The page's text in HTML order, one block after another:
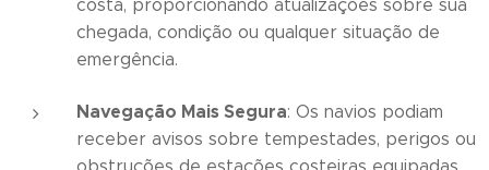
costa, proporcionando atualizações sobre sua
chegada, condição ou qualquer situação de
emergência.
Navegação Mais Segura: Os navios podiam
receber avisos sobre tempestades, perigos ou